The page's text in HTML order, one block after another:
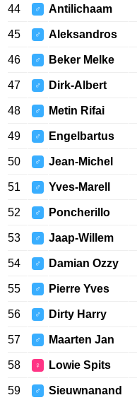
44 ♂ Antilichaam
45 ♂ Aleksandros
46 ♂ Beker Melke
47 ♂ Dirk-Albert
48 ♂ Metin Rifai
49 ♂ Engelbartus
50 ♂ Jean-Michel
51 ♂ Yves-Marell
52 ♂ Poncherillo
53 ♂ Jaap-Willem
54 ♂ Damian Ozzy
55 ♂ Pierre Yves
56 ♂ Dirty Harry
57 ♂ Maarten Jan
58 ♀ Lowie Spits
59 ♂ Sieuwnanand